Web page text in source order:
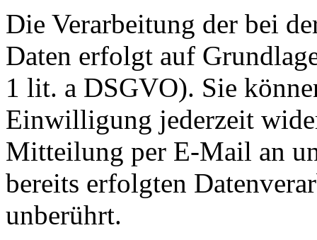
Die Verarbeitung der bei
Daten erfolgt auf
1 lit. a DSGVO). Sie
Einwilligung jederzeit
Mitteilung per E-Mail an
bereits erfolgten
unberührt.